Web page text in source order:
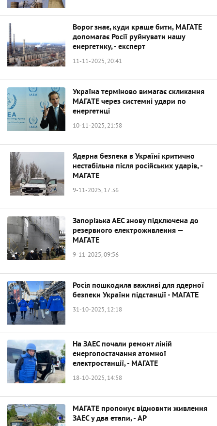
Ворог знає, куди краще бити, МАГАТЕ
допомагає Росії руйнувати нашу
енергетику, - експерт
11-11-2025, 20:41
Україна терміново вимагає скликання
МАГАТЕ через системні удари по
енергетиці
10-11-2025, 21:58
Ядерна безпека в Україні критично
нестабільна після російських ударів, -
МАГАТЕ
9-11-2025, 17:36
Запорізька АЕС знову підключена до
резервного електроживлення —
МАГАТЕ
9-11-2025, 09:56
Росія пошкодила важливі для ядерної
безпеки України підстанції - МАГАТЕ
31-10-2025, 12:18
На ЗАЕС почали ремонт ліній
енергопостачання атомної
електростанції, - МАГАТЕ
18-10-2025, 14:58
МАГАТЕ пропонує відновити живлення
ЗАЕС у два етапи, - AP